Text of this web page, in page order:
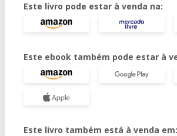
Este livro pode estar à venda na:
Este ebook também pode estar à
Este livro também está à venda em: